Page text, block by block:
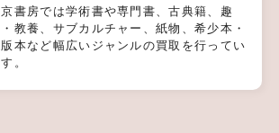
書房では学術書や専門書、古典籍、趣
教養、サブカルチャー、紙物、希少本・
本など幅広いジャンルの買取を行ってい
。